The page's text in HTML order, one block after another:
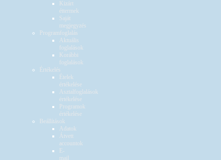
Kizárt
éttermek
Saját
megjegyzés
Programfoglalás
Aktuális
foglalások
Korábbi
foglalások
Értékelés
Ételek
értékelése
Asztalfoglalások
értékelése
Programok
értékelése
Beállítások
Adatok
Átvett
accountok
E-
mail